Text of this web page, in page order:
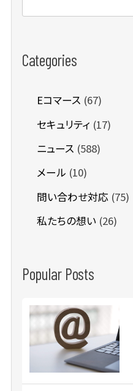
Categories
Eコマース (67)
セキュリティ (17)
ニュース (588)
メール (10)
問い合わせ対応 (75)
私たちの想い (26)
Popular Posts